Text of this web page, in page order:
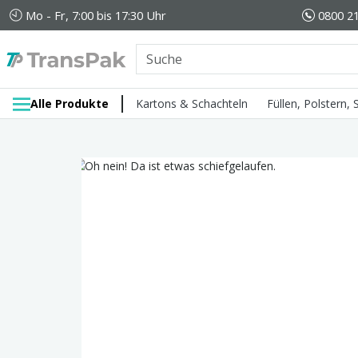
Mo - Fr, 7:00 bis 17:30 Uhr 0800
Alle Produkte Kartons & Schachteln Füllen, Polstern,